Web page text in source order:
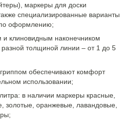
маркеры для доски
специализированные варианты
оформлению;
клиновидным наконечником
разной толщиной линии – от 1 до 5
обеспечивают комфорт
использовании;
в наличии маркеры красные,
золотые, оранжевые, лавандовые,